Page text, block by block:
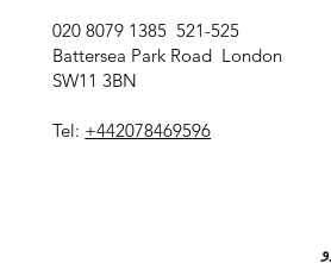
020 8079 1385 521-525
Battersea Park Road London
SW11 3BN
Tel: +442078469596